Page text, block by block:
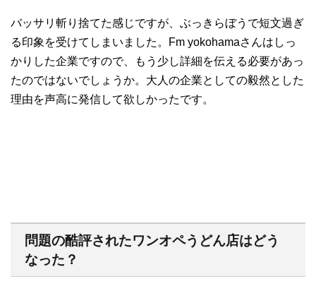
バッサリ斬り捨てた感じですが、ぶっきらぼうで短文過ぎ
る印象を受けてしまいました。Fm yokohamaさんはしっ
かりした企業ですので、もう少し詳細を伝える必要があっ
たのではないでしょうか。大人の企業としての毅然とした
理由を声高に発信して欲しかったです。
問題の酷評されたワンオペうどん店はどう
なった？